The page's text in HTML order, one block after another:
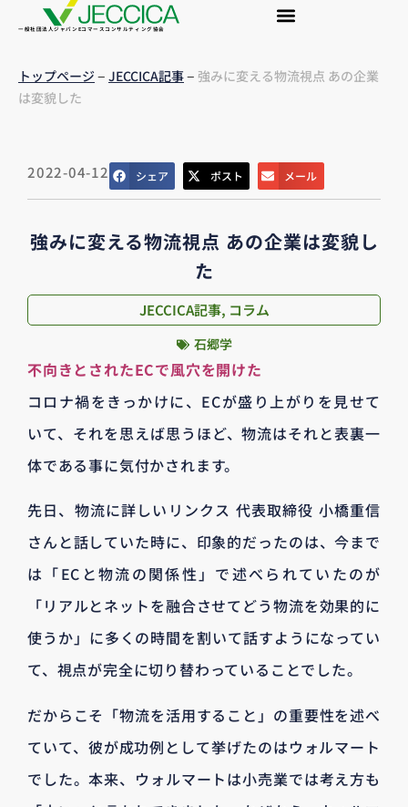
一般社団法人ジャパンEコマースコンサルティング協会
トップページ– JECCICA記事– 強みに変える物流視点 あの企業
は変貌した
2022-04-12 シェア ポスト メール
強みに変える物流視点 あの企業は変貌し
た
JECCICA記事, コラム
石郷学
不向きとされたECで風穴を開けた
コロナ禍をきっかけに、ECが盛り上がりを見せて
いて、それを思えば思うほど、物流はそれと表裏一
体である事に気付かされます。
先日、物流に詳しいリンクス 代表取締役 小橋重信
さんと話していた時に、印象的だったのは、今まで
は「ECと物流の関係性」で述べられていたのが
「リアルとネットを融合させてどう物流を効果的に
使うか」に多くの時間を割いて話すようになってい
て、視点が完全に切り替わっていることでした。
だからこそ「物流を活用すること」の重要性を述べ
ていて、彼が成功例として挙げたのはウォルマート
でした。本来、ウォルマートは小売業では考え方も